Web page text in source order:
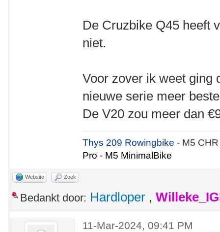
De Cruzbike Q45 heeft
niet.
Voor zover ik weet ging
nieuwe serie meer
De V20 zou meer dan
Thys 209 Rowingbike- M5
Pro - M5 MinimalBike
Website Zoek
Bedankt door: Hardloper ,
11-Mar-2024, 09:41 PM